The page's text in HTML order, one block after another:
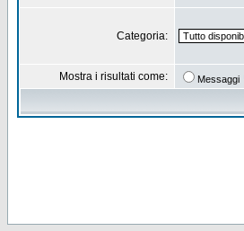
Categoria:
Mostra i risultati come: Messaggi